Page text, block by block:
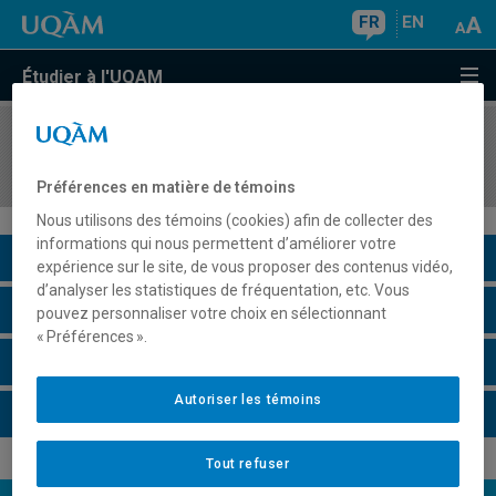
FR EN
Étudier à l'UQAM
COURS//
Description du cours
Horaire - Été 2026
Préférences en matière de témoins
Nous utilisons des témoins (cookies) afin de collecter des
informations qui nous permettent d’améliorer votre
expérience sur le site, de vous proposer des contenus vidéo,
d’analyser les statistiques de fréquentation, etc. Vous
pouvez personnaliser votre choix en sélectionnant
« Préférences ».
Tout refuser
Autoriser les témoins